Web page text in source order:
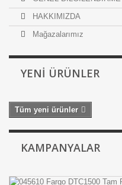
HAKKIMIZDA
Mağazalarımız
YENI ÜRÜNLER
Tüm yeni ürünler
KAMPANYALAR